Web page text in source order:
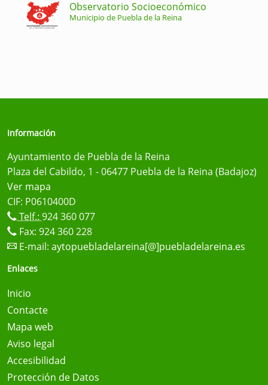
Observatorio Socioeconómico
Municipio de Puebla de la Reina
Información
Ayuntamiento de Puebla de la Reina
Plaza del Cabildo, 1 - 06477 Puebla de la Reina (Badajoz)
Ver mapa
CIF: P0610400D
Telf.: 924 360 077
Fax: 924 360 228
E-mail: aytopuebladelareina[@]puebladelareina.es
Enlaces
Inicio
Contacte
Mapa web
Aviso legal
Accesibilidad
Protección de Datos